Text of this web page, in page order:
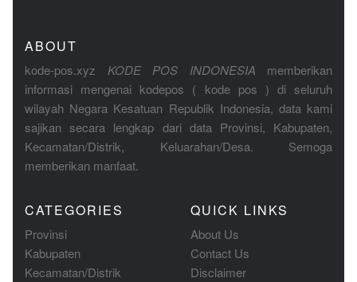
ABOUT
kode-pos.xyz KODE POS INDONESIA memberikan
informasi mengenai kodepos ( kode pos ) di seluruh
wilayah Negara Kesatuan Republik Indonesia, data kami
sajikan secara lengkap dari data Provinsi, Kabupaten,
Kecamatan/Distrik, Keluarahan/Desa. Semoga
memberikan manfaat.
CATEGORIES
Provinsi
Kabupaten
Kecamatan/Distrik
QUICK LINKS
About Us
Contact Us
Disclaimer